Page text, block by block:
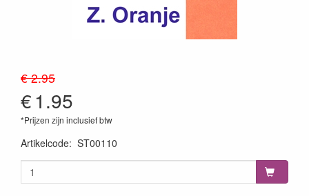
€ 2.95
€1.95
*Prijzen zijn inclusief btw
Artikelcode: ST00110